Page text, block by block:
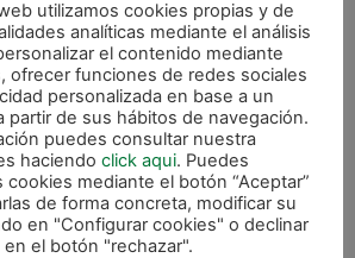
Victoria ante Peñíscola (4-2) que permite recuperar puesto entre los 8 primeros
DE LIGA
utilizamos cookies propias y de
analíticas mediante el análisis
el contenido mediante
ofrecer funciones de redes sociales
personalizada en base a un
partir de sus hábitos de navegación.
puedes consultar nuestra
haciendo click aqui. Puedes
cookies mediante el botón “Aceptar”
de forma concreta, modificar su
en "Configurar cookies" o declinar
el botón "rechazar".